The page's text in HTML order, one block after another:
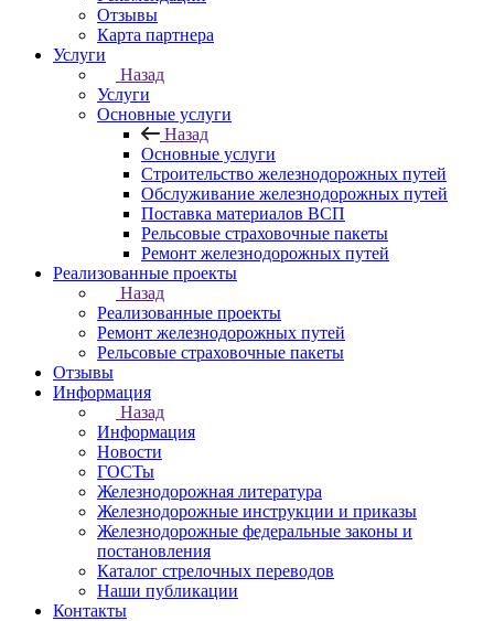
Отзывы
Карта партнера
Услуги
Назад
Услуги
Основные услуги
Назад
Основные услуги
Строительство железнодорожных путей
Обслуживание железнодорожных путей
Поставка материалов ВСП
Рельсовые страховочные пакеты
Ремонт железнодорожных путей
Реализованные проекты
Назад
Реализованные проекты
Ремонт железнодорожных путей
Рельсовые страховочные пакеты
Отзывы
Информация
Назад
Информация
Новости
ГОСТы
Железнодорожная литература
Железнодорожные инструкции и приказы
Железнодорожные федеральные законы и
постановления
Каталог стрелочных переводов
Наши публикации
Контакты